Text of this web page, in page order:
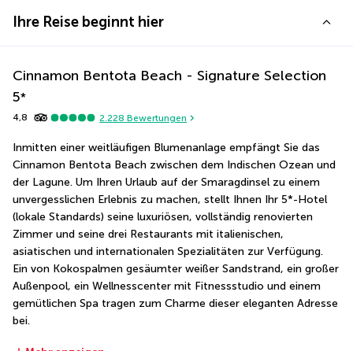
Ihre Reise beginnt hier
Cinnamon Bentota Beach - Signature Selection
5*
4,8 2.228 Bewertungen
Inmitten einer weitläufigen Blumenanlage empfängt Sie das
Cinnamon Bentota Beach zwischen dem Indischen Ozean und
der Lagune. Um Ihren Urlaub auf der Smaragdinsel zu einem
unvergesslichen Erlebnis zu machen, stellt Ihnen Ihr 5*-Hotel
(lokale Standards) seine luxuriösen, vollständig renovierten
Zimmer und seine drei Restaurants mit italienischen,
asiatischen und internationalen Spezialitäten zur Verfügung.
Ein von Kokospalmen gesäumter weißer Sandstrand, ein großer
Außenpool, ein Wellnesscenter mit Fitnessstudio und einem
gemütlichen Spa tragen zum Charme dieser eleganten Adresse
bei.